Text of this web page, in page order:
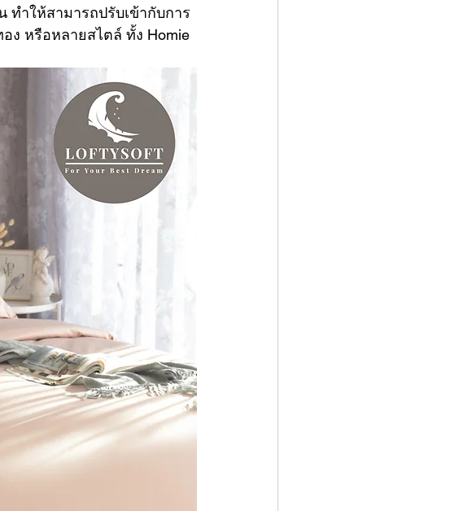
ำให้สามารถปรับเข้ากับการ
ง หรือหลายสไตล์ ทั้ง Homie